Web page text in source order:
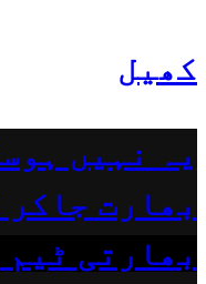
کھیل
یہ نہیں
بھارت جاکر
بھارتی